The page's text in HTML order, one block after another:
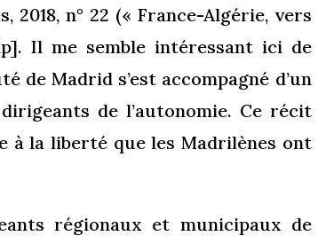
2018, n° 22 (« France-Algérie, vers
Il me semble intéressant ici de
de Madrid s’est accompagné d’un
de l’autonomie. Ce récit
à la liberté que les Madrilènes ont
régionaux et municipaux de